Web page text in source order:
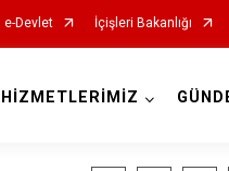
e-Devlet İçişleri Bakanlığı
HİZMETLERİMİZ